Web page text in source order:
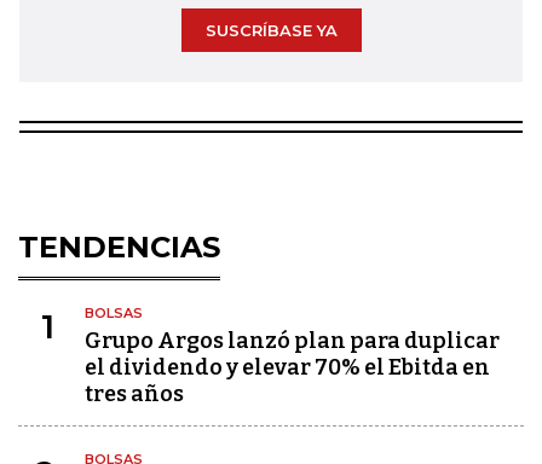
SUSCRÍBASE YA
TENDENCIAS
1 BOLSAS
Grupo Argos lanzó plan para duplicar
el dividendo y elevar 70% el Ebitda en
tres años
BOLSAS